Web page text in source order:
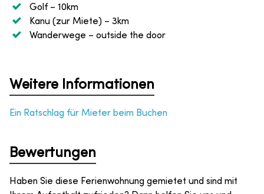
Golf – 10km
Kanu (zur Miete) – 3km
Wanderwege – outside the door
Weitere Informationen
Ein Ratschlag für Mieter beim Buchen
Bewertungen
Haben Sie diese Ferienwohnung gemietet und sind mit